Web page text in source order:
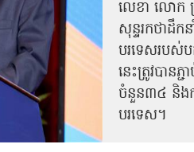
លេខា លោក
សុន្ទរកថាដឹក
បរទេសរបស់​
នេះត្រូវបាន
ចំនួន៣៤ និង
បរទេស។